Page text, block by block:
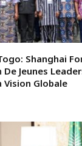
Shanghai
Jeunes
Vision Globale